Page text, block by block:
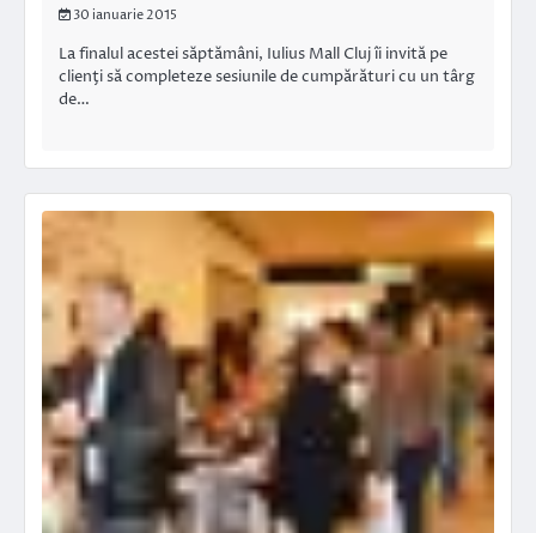
30 ianuarie 2015
La finalul acestei săptămâni, Iulius Mall Cluj îi invită pe
clienţi să completeze sesiunile de cumpărături cu un târg
de…